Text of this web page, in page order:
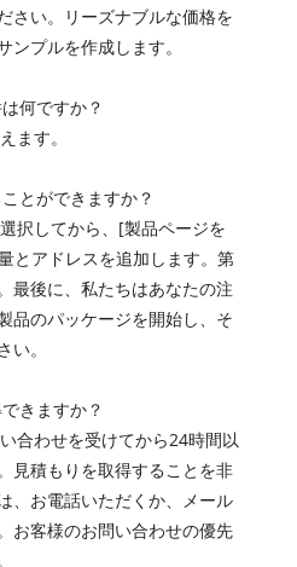
さい。リーズナブルな価格を
ンプルを作成します。
何ですか？
ます。
とができますか？
択してから、[製品ページを
とアドレスを追加します。第
最後に、私たちはあなたの注
品のパッケージを開始し、そ
。
きますか？
合わせを受けてから24時間以
見積もりを取得することを非
、お電話いただくか、メール
お客様のお問い合わせの優先